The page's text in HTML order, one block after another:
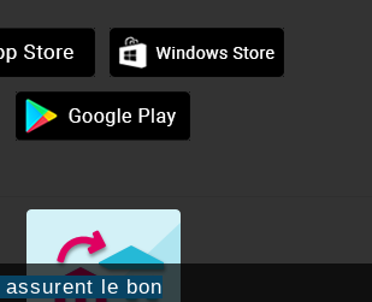
le bon